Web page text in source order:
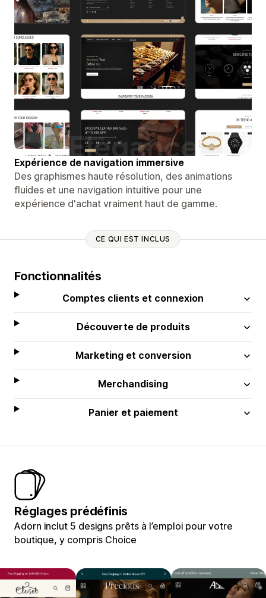
Expérience de navigation immersive
Des graphismes haute résolution, des animations
fluides et une navigation intuitive pour une
expérience d'achat vraiment haut de gamme.
CE QUI EST INCLUS
Fonctionnalités
Comptes clients et connexion
Découverte de produits
Marketing et conversion
Merchandising
Panier et paiement
Réglages prédéfinis
Adorn inclut 5 designs prêts à l’emploi pour votre
boutique, y compris Choice